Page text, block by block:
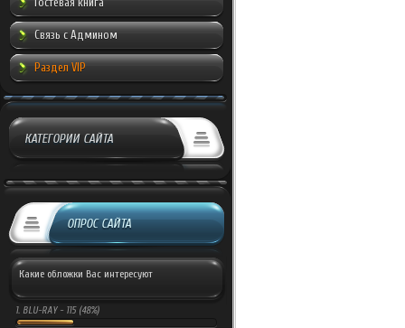
Связь с Админом
Раздел VIP
КАТЕГОРИИ САЙТА
ОПРОС САЙТА
Какие обложки Вас интересуют
1. BLU-RAY - 115 (48%)